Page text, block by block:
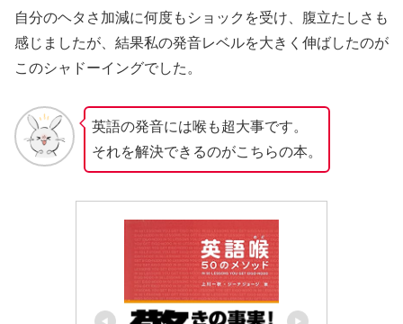
自分のヘタさ加減に何度もショックを受け、腹立たしさも
感じましたが、結果私の発音レベルを大きく伸ばしたのが
このシャドーイングでした。
英語の発音には喉も超大事です。
それを解決できるのがこちらの本。